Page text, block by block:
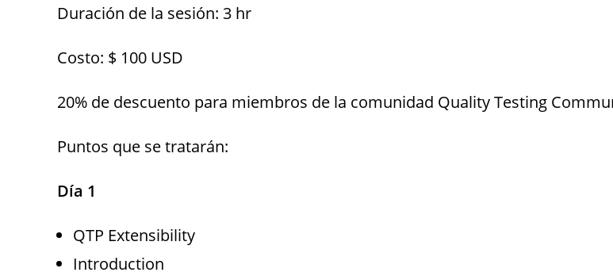
Duración de la sesión: 3 hr
Costo: $ 100 USD
20% de descuento para miembros de la comunidad Quality Testing
Puntos que se tratarán:
Día 1
QTP Extensibility
Introduction